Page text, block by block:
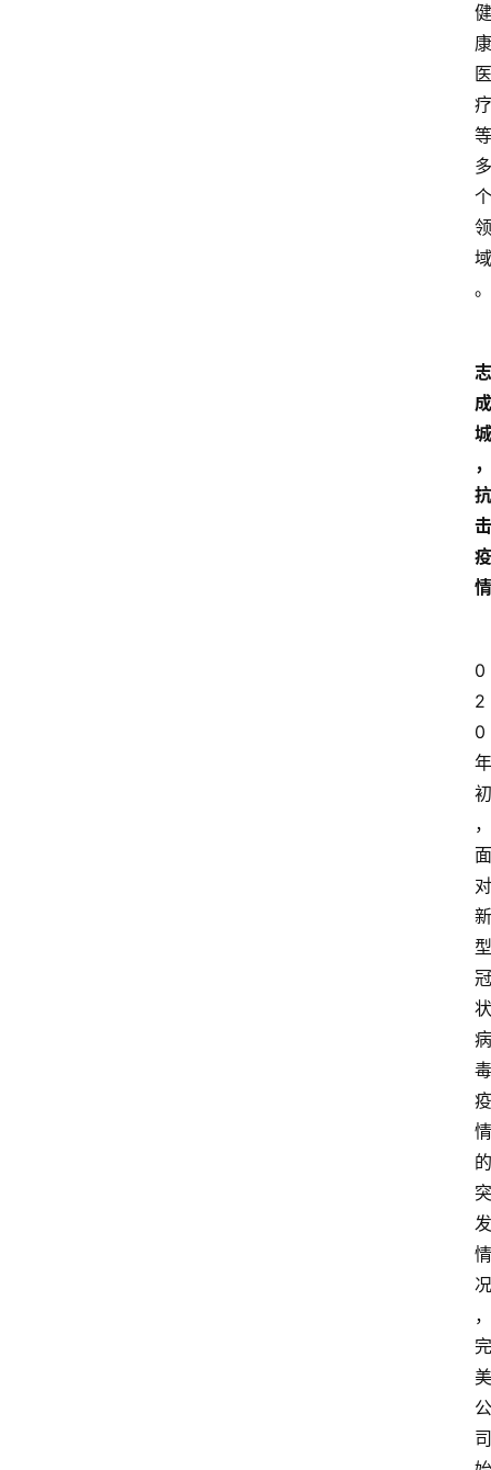
健
康
医
疗
等
多
个
领
域
。
志
成
城
，
抗
击
疫
情
0
2
0
年
初
，
面
对
新
型
冠
状
病
毒
疫
情
的
突
发
情
况
，
完
美
公
司